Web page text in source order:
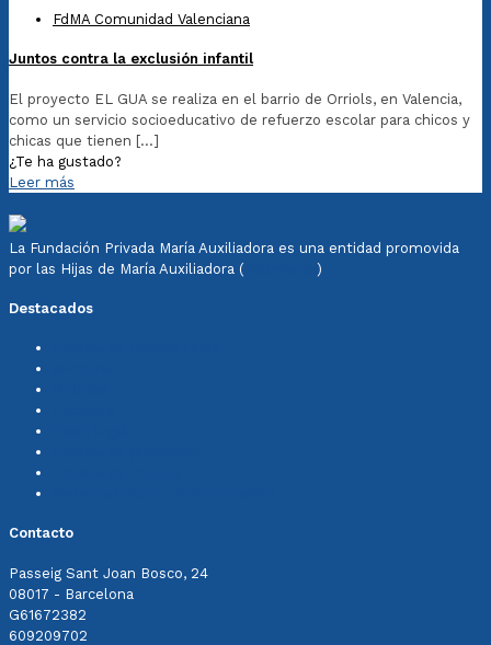
FdMA Comunidad Valenciana
Juntos contra la exclusión infantil
El proyecto EL GUA se realiza en el barrio de Orriols, en Valencia,
como un servicio socioeducativo de refuerzo escolar para chicos y
chicas que tienen […]
¿Te ha gustado?
Leer más
La Fundación Privada María Auxiliadora es una entidad promovida
por las Hijas de María Auxiliadora (
)
Destacados
Contacto
Passeig Sant Joan Bosco, 24
08017 - Barcelona
G61672382
609209702